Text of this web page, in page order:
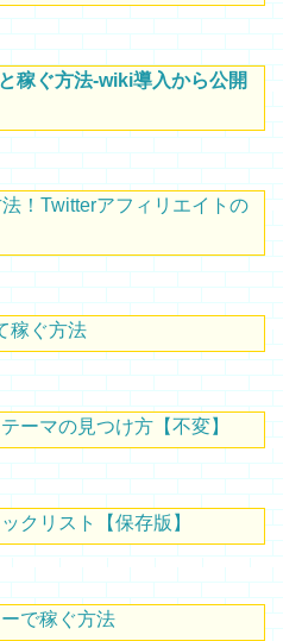
稼ぐ方法-wiki導入から公開
！Twitterアフィリエイトの
稼ぐ方法
ーマの見つけ方【不変】
クリスト【保存版】
で稼ぐ方法